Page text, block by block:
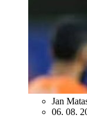
Jan
06. 08.